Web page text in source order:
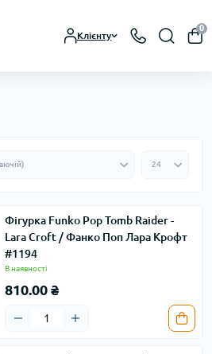
Клієнту
0
Фігурка Funko Pop Tomb Raider -
Lara Croft / Фанко Поп Лара Крофт
#1194
В наявності
810.00 ₴